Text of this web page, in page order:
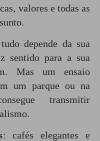
valores e todas as
depende da sua
sentido para a sua
Mas um ensaio
um parque ou na
transmitir
: cafés elegantes e